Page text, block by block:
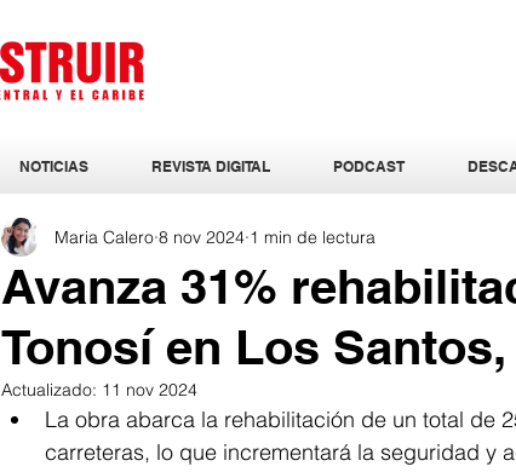
NOTICIAS REVISTA DIGITAL PODCAST
Avanza 31%
Tonosí en Los Santos,
Maria Calero 8 nov 2024 1 min de lectura
Actualizado: 11 nov 2024
La obra abarca la rehabilitación de un total de
carreteras, lo que incrementará la seguridad y